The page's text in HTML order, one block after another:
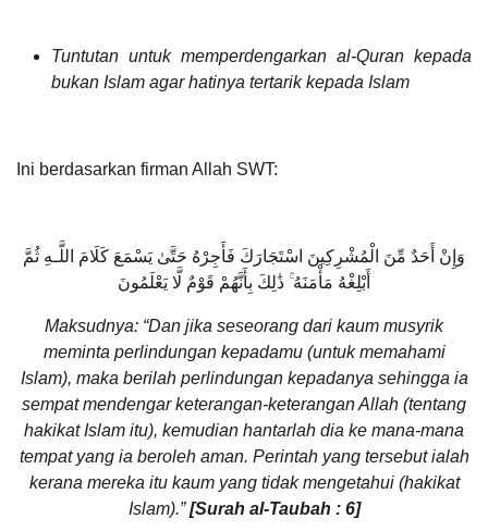
Tuntutan untuk memperdengarkan al-Quran kepada
bukan Islam agar hatinya tertarik kepada Islam
Ini berdasarkan firman Allah SWT:
وَإِنْ أَحَدٌ مِّنَ الْمُشْرِكِينَ اسْتَجَارَكَ فَأَجِرْهُ حَتَّىٰ يَسْمَعَ كَلَامَ اللَّـهِ ثُمَّ
أَبْلِغْهُ مَأْمَنَهُ ۚ ذَٰلِكَ بِأَنَّهُمْ قَوْمٌ لَّا يَعْلَمُونَ
Maksudnya: “Dan jika seseorang dari kaum musyrik
meminta perlindungan kepadamu (untuk memahami
Islam), maka berilah perlindungan kepadanya sehingga ia
sempat mendengar keterangan-keterangan Allah (tentang
hakikat Islam itu), kemudian hantarlah dia ke mana-mana
tempat yang ia beroleh aman. Perintah yang tersebut ialah
kerana mereka itu kaum yang tidak mengetahui (hakikat
Islam).”[Surah al-Taubah : 6]